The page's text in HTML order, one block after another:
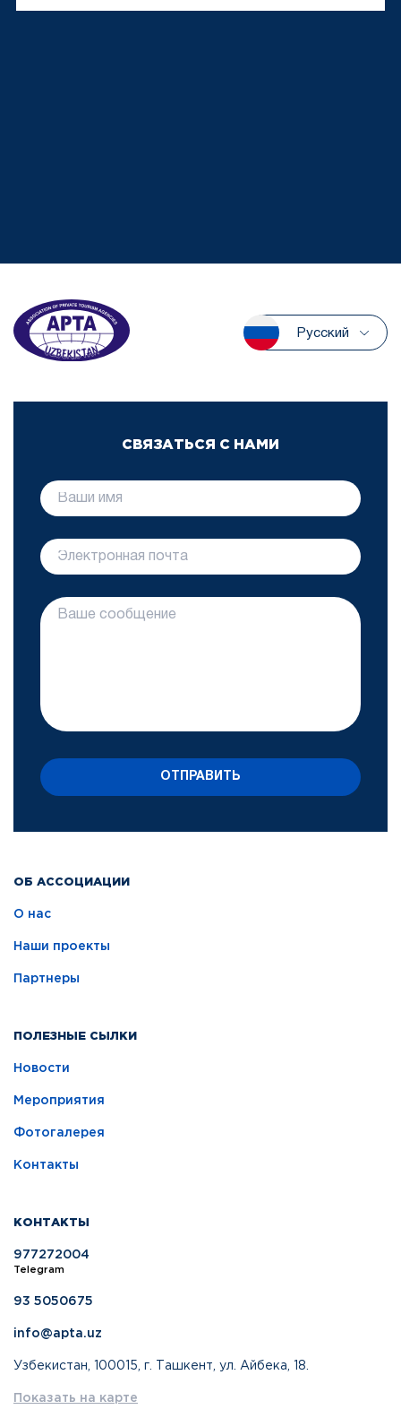
Русский
ОБ АССОЦИАЦИИ
О нас
Наши проекты
Партнеры
ПОЛЕЗНЫЕ СЫЛКИ
Новости
Мероприятия
Фотогалерея
Контакты
КОНТАКТЫ
977272004
Telegram
93 5050675
info@apta.uz
Узбекистан, 100015, г. Ташкент, ул. Айбека, 18.
Показать на карте
СВЯЗАТЬСЯ С НАМИ
ОТПРАВИТЬ